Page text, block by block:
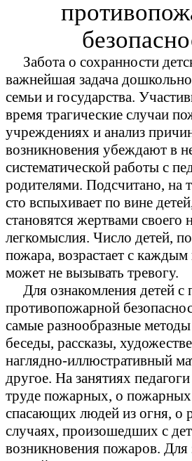
Забота о сохранности
важнейшая задача
семьи и государства.
время трагические случаи
учреждениях и анализ
возникновения убеждают в
систематической работы с
родителями. Подсчитано, на
сто вспыхивает по вине
становятся жертвами своего
легкомыслия. Число детей,
пожара, возрастает с
может не вызывать тревогу.
Для ознакомления детей с
противопожарной
самые разнообразные
беседы, рассказы,
наглядно-иллюстративный
другое. На занятиях
труде пожарных, о пожарных
спасающих людей из огня, о
случаях, произошедших с
возникновения пожаров. Для